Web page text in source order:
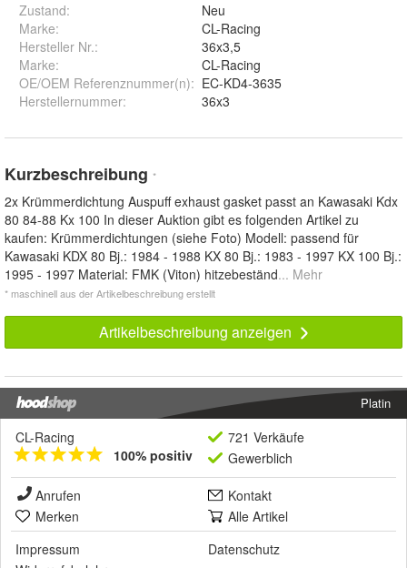
Zustand:
Neu
Marke:
CL-Racing
Hersteller Nr.:
36x3,5
Marke:
CL-Racing
OE/OEM Referenznummer(n): EC-KD4-3635
Herstellernummer: 36x3
Kurzbeschreibung *
2x Krümmerdichtung Auspuff exhaust gasket passt an Kawasaki Kdx
80 84-88 Kx 100 In dieser Auktion gibt es folgenden Artikel zu
kaufen: Krümmerdichtungen (siehe Foto) Modell: passend für
Kawasaki KDX 80 Bj.: 1984 - 1988 KX 80 Bj.: 1983 - 1997 KX 100 Bj.:
1995 - 1997 Material: FMK (Viton) hitzebeständ... Mehr
* maschinell aus der Artikelbeschreibung erstellt
Artikelbeschreibung anzeigen
Platin
CL-Racing
100% positiv
721 Verkäufe
Gewerblich
Anrufen
Kontakt
Merken
Alle Artikel
Impressum
Datenschutz